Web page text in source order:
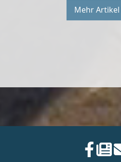
Mehr Artikel